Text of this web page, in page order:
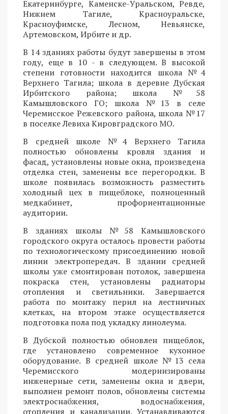
Екатеринбурге, Каменске-Уральском, Ревде,
Нижнем Тагиле, Красноуральске,
Красноуфимске, Лесном, Невьянске,
Артемовском, Ирбите и др.
В 14 зданиях работы будут завершены в этом
году, еще в 10 - в следующем. В высокой
степени готовности находится школа №4
Верхнего Тагила; школа в деревне Дубская
Ирбитского района; школа №58
Камышловского ГО; школа №13 в селе
Черемисское Режевского района, школа №17
в поселке Левиха Кировградского МО.
В средней школе №4 Верхнего Тагила
полностью обновлены кровля здания и
фасад, установлены новые окна, произведена
отделка стен, заменены все перегородки. В
школе появилась возможность разместить
холодный цех в пищеблоке, полноценный
медкабинет, профориентационные
аудитории.
В зданиях школы №58 Камышловского
городского округа осталось провести работы
по технологическому присоединению новой
линии электропередач. В здании средней
школы уже смонтирован потолок, завершена
покраска стен, установлены радиаторы
отопления и светильники. Завершается
работа по монтажу перил на лестничных
клетках, на втором этаже осуществляется
подготовка пола под укладку линолеума.
В Дубской полностью обновлен пищеблок,
где установлено современное кухонное
оборудование. В средней школе №13 села
Черемисского модернизированы
инженерные сети, заменены окна и двери,
выполнен ремонт полов, обновлены системы
электроснабжения, водоснабжения,
отопления и канализации. Устанавливаются